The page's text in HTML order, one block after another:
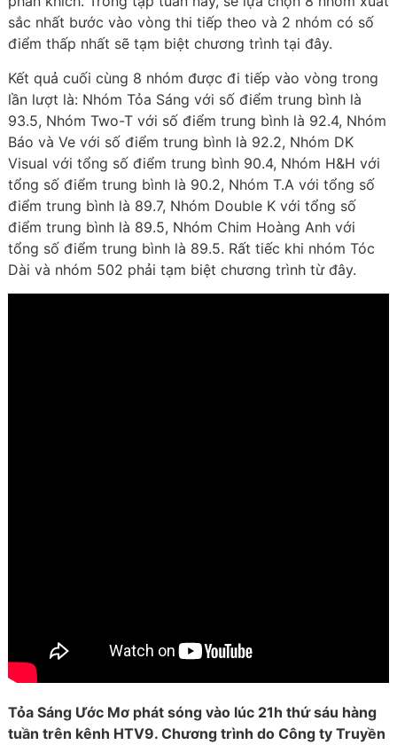
sắc nhất bước vào vòng thi tiếp theo và 2 nhóm có số
điểm thấp nhất sẽ tạm biệt chương trình tại đây.
Kết quả cuối cùng 8 nhóm được đi tiếp vào vòng trong
lần lượt là: Nhóm Tỏa Sáng với số điểm trung bình là
93.5, Nhóm Two-T với số điểm trung bình là 92.4, Nhóm
Báo và Ve với số điểm trung bình là 92.2, Nhóm DK
Visual với tổng số điểm trung bình 90.4, Nhóm H&H với
tổng số điểm trung bình là 90.2, Nhóm T.A với tổng số
điểm trung bình là 89.7, Nhóm Double K với tổng số
điểm trung bình là 89.5, Nhóm Chim Hoàng Anh với
tổng số điểm trung bình là 89.5. Rất tiếc khi nhóm Tóc
Dài và nhóm 502 phải tạm biệt chương trình từ đây.
Tỏa Sáng Ước Mơ phát sóng vào lúc 21h thứ sáu hàng
tuần trên kênh HTV9. Chương trình do Công ty Truyền